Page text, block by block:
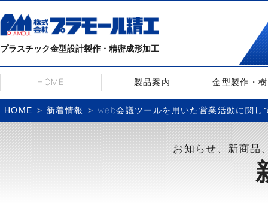
プラスチック金型設計製作・精密成形加工
HOME 製品案内 金型製作・
HOME 新着情報 web会議ツールを用いた営業活動に関し
お知らせ、新商品